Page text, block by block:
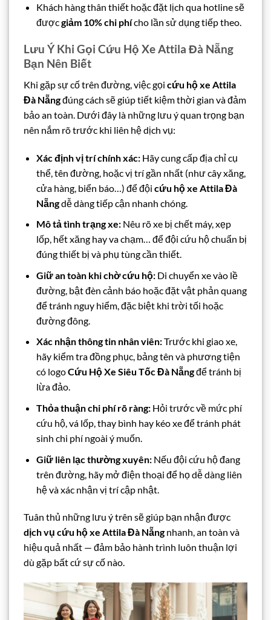
Khách hàng thân thiết hoặc đặt lịch qua hotline sẽ
đượcgiảm 10% chi phícho lần sử dụng tiếp theo.
Lưu Ý Khi Gọi Cứu Hộ Xe Attila Đà Nẵng
Bạn Nên Biết
Khi gặp sự cố trên đường, việc gọi cứu hộ xe Attila
Đà Nẵngđúng cách sẽ giúp tiết kiệm thời gian và đảm
bảo an toàn. Dưới đây là những lưu ý quan trọng bạn
nên nắm rõ trước khi liên hệ dịch vụ:
Xác định vị trí chính xác:Hãy cung cấp địa chỉ cụ
thể, tên đường, hoặc vị trí gần nhất (như cây xăng,
cửa hàng, biển báo…) để đội cứu hộ xe Attila Đà
Nẵngdễ dàng tiếp cận nhanh chóng.
Mô tả tình trạng xe:Nêu rõ xe bị chết máy, xẹp
lốp, hết xăng hay va chạm… để đội cứu hộ chuẩn bị
đúng thiết bị và phụ tùng cần thiết.
Giữ an toàn khi chờ cứu hộ:Di chuyển xe vào lề
đường, bật đèn cảnh báo hoặc đặt vật phản quang
để tránh nguy hiểm, đặc biệt khi trời tối hoặc
đường đông.
Xác nhận thông tin nhân viên:Trước khi giao xe,
hãy kiểm tra đồng phục, bảng tên và phương tiện
có logoCứu Hộ Xe Siêu Tốc Đà Nẵngđể tránh bị
lừa đảo.
Thỏa thuận chi phí rõ ràng:Hỏi trước về mức phí
cứu hộ, vá lốp, thay bình hay kéo xe để tránh phát
sinh chi phí ngoài ý muốn.
Giữ liên lạc thường xuyên:Nếu đội cứu hộ đang
trên đường, hãy mở điện thoại để họ dễ dàng liên
hệ và xác nhận vị trí cập nhật.
Tuân thủ những lưu ý trên sẽ giúp bạn nhận được
dịch vụ cứu hộ xe Attila Đà Nẵngnhanh, an toàn và
hiệu quả nhất — đảm bảo hành trình luôn thuận lợi
dù gặp bất cứ sự cố nào.